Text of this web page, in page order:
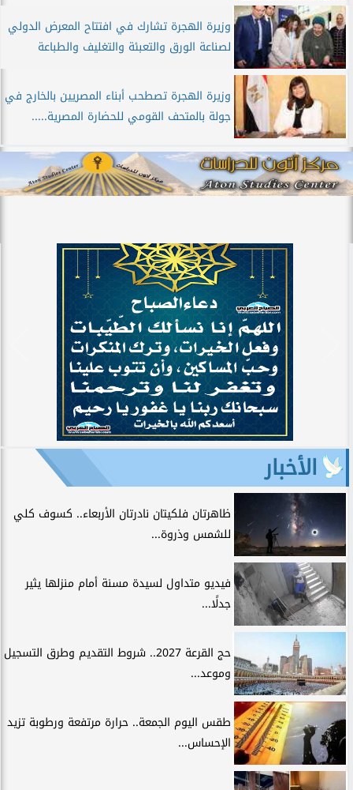
وزيرة الهجرة تشارك في افتتاح المعرض الدولي
لصناعة الورق والتعبئة والتغليف والطباعة
وزيرة الهجرة تصطحب أبناء المصريين بالخارج في
جولة بالمتحف القومي للحضارة المصرية.....
الأخبار
ظاهرتان فلكيتان نادرتان الأربعاء.. كسوف كلي
للشمس وذروة...
فيديو متداول لسيدة مسنة أمام منزلها يثير
جدلًا...
حج القرعة 2027.. شروط التقديم وطرق التسجيل
وموعد...
طقس اليوم الجمعة.. حرارة مرتفعة ورطوبة تزيد
الإحساس...